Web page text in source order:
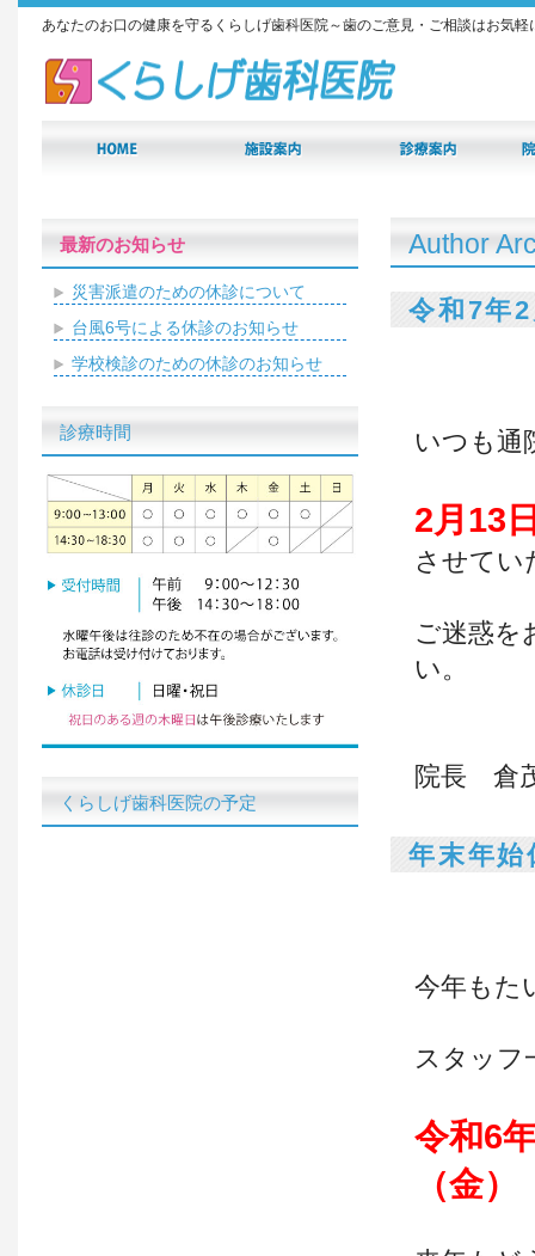
あなたのお口の健康を守るくらしげ歯科医院～歯のご意見・ご相談はお気軽
Author
令和7年
いつも通
2月13
させてい
ご迷惑を
い。
院長 倉
年末年
今年もた
スタッフ
令和6
（金
最新のお知らせ
災害派遣のための休診について
台風6号による休診のお知らせ
学校検診のための休診のお知らせ
診療時間
くらしげ歯科医院の予定